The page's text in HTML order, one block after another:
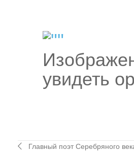
увидеть
Главный поэт Серебряного